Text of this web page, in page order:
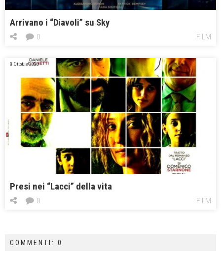
Arrivano i “Diavoli” su Sky
FILM
0
8 Ottobre 2020
Presi nei “Lacci” della vita
FILM
0
COMMENTI: 0